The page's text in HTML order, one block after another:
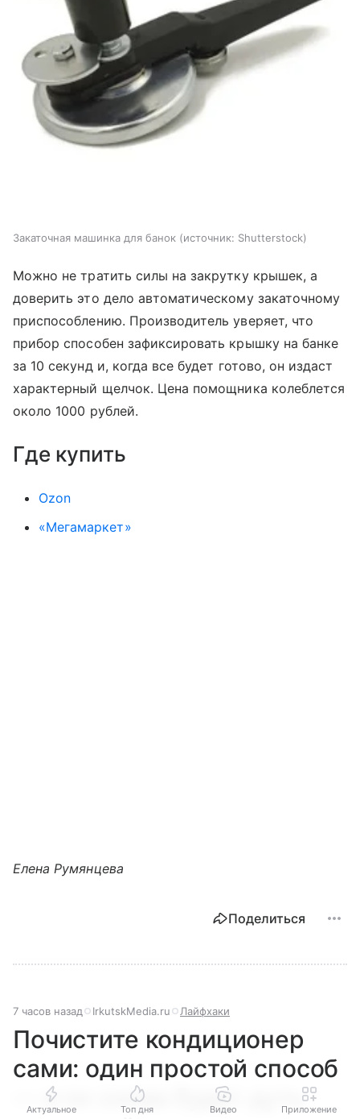
Закаточная машинка для банок источник: Shutterstock
Можно не тратить силы на закрутку крышек, а
доверить это дело автоматическому закаточному
приспособлению. Производитель уверяет, что
прибор способен зафиксировать крышку на банке
за 10 секунд и, когда все будет готово, он издаст
характерный щелчок. Цена помощника колеблется
около 1000 рублей.
Где купить
Ozon
«Мегамаркет»
Елена Румянцева
Поделиться
7 часов назад IrkutskMedia.ru Лайфхаки
Почистите кондиционер
сами: один простой способ
— и он снова будет дуть
Актуальное Топ дня Видео Приложение